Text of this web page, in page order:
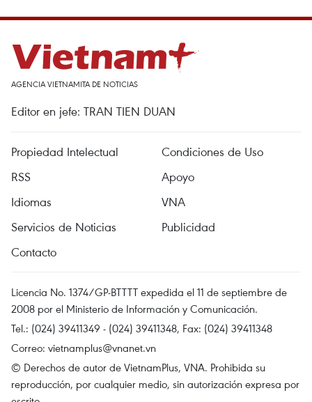
AGENCIA VIETNAMITA DE NOTICIAS
Editor en jefe: TRAN TIEN DUAN
Propiedad Intelectual
Condiciones de Uso
RSS
Apoyo
Idiomas
VNA
Servicios de Noticias
Publicidad
Contacto
Licencia No. 1374/GP-BTTTT expedida el 11 de septiembre de
2008 por el Ministerio de Información y Comunicación.
Tel.: (024) 39411349 - (024) 39411348, Fax: (024) 39411348
Correo: vietnamplus@vnanet.vn
© Derechos de autor de VietnamPlus, VNA. Prohibida su
reproducción, por cualquier medio, sin autorización expresa por